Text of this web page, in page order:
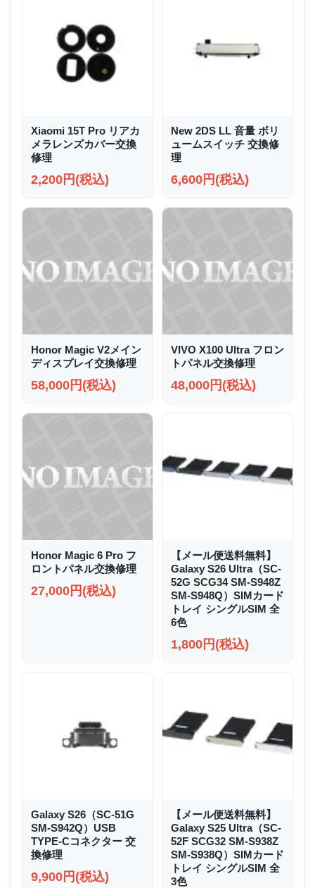
Xiaomi 15T Pro リアカ
メラレンズカバー交換
修理
2,200円(税込)
New 2DS LL 音量 ボリ
ュームスイッチ 交換修
理
6,600円(税込)
Honor Magic V2メイン
ディスプレイ交換修理
58,000円(税込)
VIVO X100 Ultra フロン
トパネル交換修理
48,000円(税込)
Honor Magic 6 Pro フ
ロントパネル交換修理
27,000円(税込)
【メール便送料無料】
Galaxy S26 Ultra（SC-
52G SCG34 SM-S948Z
SM-S948Q）SIMカード
トレイ シングルSIM 全
6色
1,800円(税込)
Galaxy S26（SC-51G
SM-S942Q）USB
TYPE-Cコネクター 交
換修理
9,900円(税込)
【メール便送料無料】
Galaxy S25 Ultra（SC-
52F SCG32 SM-S938Z
SM-S938Q）SIMカード
トレイ シングルSIM 全
3色